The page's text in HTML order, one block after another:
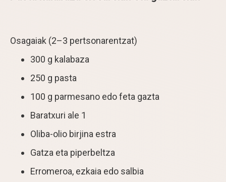
Osagaiak (2–3 pertsonarentzat)
300 g kalabaza
250 g pasta
100 g parmesano edo feta gazta
Baratxuri ale 1
Oliba-olio birjina estra
Gatza eta piperbeltza
Erromeroa, ezkaia edo salbia